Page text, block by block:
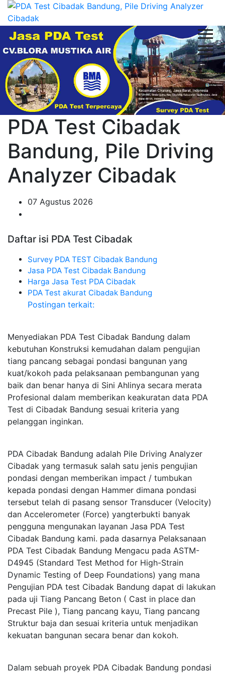
PDA Test Cibadak
Bandung, Pile Driving
Analyzer Cibadak
07 Agustus 2026
Daftar isi PDA Test Cibadak
Survey PDA TEST Cibadak Bandung
Jasa PDA Test Cibadak Bandung
Harga Jasa Test PDA Cibadak
PDA Test akurat Cibadak Bandung
Postingan terkait:
Menyediakan PDA Test Cibadak Bandung dalam
kebutuhan Konstruksi kemudahan dalam pengujian
tiang pancang sebagai pondasi bangunan yang
kuat/kokoh pada pelaksanaan pembangunan yang
baik dan benar hanya di Sini Ahlinya secara merata
Profesional dalam memberikan keakuratan data PDA
Test di Cibadak Bandung sesuai kriteria yang
pelanggan inginkan.
PDA Cibadak Bandung adalah Pile Driving Analyzer
Cibadak yang termasuk salah satu jenis pengujian
pondasi dengan memberikan impact / tumbukan
kepada pondasi dengan Hammer dimana pondasi
tersebut telah di pasang sensor Transducer (Velocity)
dan Accelerometer (Force) yangterbukti banyak
pengguna mengunakan layanan Jasa PDA Test
Cibadak Bandung kami. pada dasarnya Pelaksanaan
PDA Test Cibadak Bandung Mengacu pada ASTM-
D4945 (Standard Test Method for High-Strain
Dynamic Testing of Deep Foundations) yang mana
Pengujian PDA test Cibadak Bandung dapat di lakukan
pada uji Tiang Pancang Beton ( Cast in place dan
Precast Pile ), Tiang pancang kayu, Tiang pancang
Struktur baja dan sesuai kriteria untuk menjadikan
kekuatan bangunan secara benar dan kokoh.
Dalam sebuah proyek PDA Cibadak Bandung pondasi